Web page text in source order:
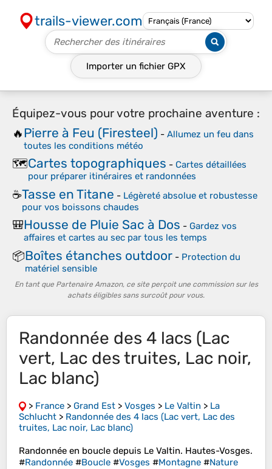
trails-viewer.com
Importer un fichier GPX
Équipez-vous pour votre prochaine aventure :
🔥Pierre à Feu (Firesteel) - Allumez un feu dans
toutes les conditions météo
🗺️Cartes topographiques - Cartes détaillées
pour préparer itinéraires et randonnées
☕Tasse en Titane - Légèreté absolue et robustesse
pour vos boissons chaudes
🎒Housse de Pluie Sac à Dos - Gardez vos
affaires et cartes au sec par tous les temps
📦Boîtes étanches outdoor - Protection du
matériel sensible
En tant que Partenaire Amazon, ce site perçoit une commission sur les
achats éligibles sans surcoût pour vous.
Randonnée des 4 lacs (Lac
vert, Lac des truites, Lac noir,
Lac blanc)
> France > Grand Est > Vosges > Le Valtin > La
Schlucht > Randonnée des 4 lacs (Lac vert, Lac des
truites, Lac noir, Lac blanc)
Randonnée en boucle depuis Le Valtin. Hautes-Vosges.
#Randonnée #Boucle #Vosges #Montagne #Nature